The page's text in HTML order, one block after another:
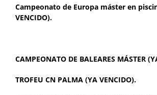
Campeonato de Europa máster en
VENCIDO).
CAMPEONATO DE BALEARES MÁSTER
TROFEU CN PALMA (YA VENCIDO).